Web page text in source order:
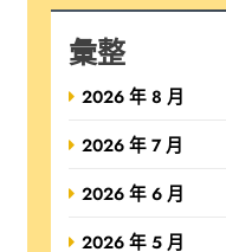
彙整
2026 年 8 月
2026 年 7 月
2026 年 6 月
2026 年 5 月